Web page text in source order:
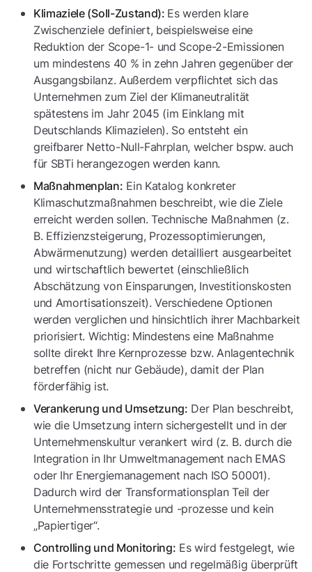
Klimaziele (Soll-Zustand): Es werden klare
Zwischenziele definiert, beispielsweise eine
Reduktion der Scope-1- und Scope-2-Emissionen
um mindestens 40 % in zehn Jahren gegenüber der
Ausgangsbilanz. Außerdem verpflichtet sich das
Unternehmen zum Ziel der Klimaneutralität
spätestens im Jahr 2045 (im Einklang mit
Deutschlands Klimazielen). So entsteht ein
greifbarer Netto-Null-Fahrplan, welcher bspw. auch
für SBTi herangezogen werden kann.
Maßnahmenplan: Ein Katalog konkreter
Klimaschutzmaßnahmen beschreibt, wie die Ziele
erreicht werden sollen. Technische Maßnahmen (z.
B. Effizienzsteigerung, Prozessoptimierungen,
Abwärmenutzung) werden detailliert ausgearbeitet
und wirtschaftlich bewertet (einschließlich
Abschätzung von Einsparungen, Investitionskosten
und Amortisationszeit). Verschiedene Optionen
werden verglichen und hinsichtlich ihrer Machbarkeit
priorisiert. Wichtig: Mindestens eine Maßnahme
sollte direkt Ihre Kernprozesse bzw. Anlagentechnik
betreffen (nicht nur Gebäude), damit der Plan
förderfähig ist.
Verankerung und Umsetzung: Der Plan beschreibt,
wie die Umsetzung intern sichergestellt und in der
Unternehmenskultur verankert wird (z. B. durch die
Integration in Ihr Umweltmanagement nach EMAS
oder Ihr Energiemanagement nach ISO 50001).
Dadurch wird der Transformationsplan Teil der
Unternehmensstrategie und -prozesse und kein
„Papiertiger“.
Controlling und Monitoring: Es wird festgelegt, wie
die Fortschritte gemessen und regelmäßig überprüft